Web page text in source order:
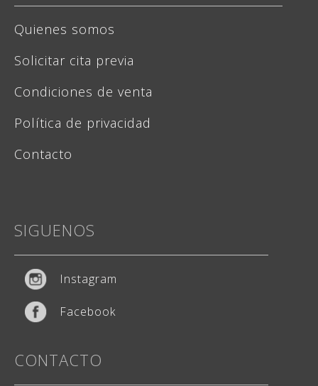
Quienes somos
Solicitar cita previa
Condiciones de venta
Política de privacidad
Contacto
SIGUENOS
Instagram
Facebook
CONTACTO